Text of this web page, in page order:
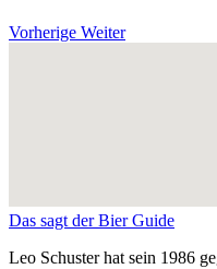
Vorherige Weiter
Das sagt der Bier Guide
Leo Schuster hat sein 1986